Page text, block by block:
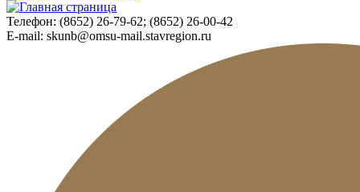
Телефон: (8652) 26-79-62; (8652) 26-00-42
E-mail: skunb@omsu-mail.stavregion.ru